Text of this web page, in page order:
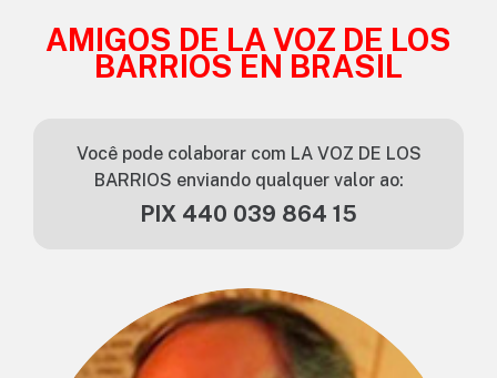
AMIGOS DE LA VOZ DE LOS
BARRIOS EN BRASIL
Você pode colaborar com LA VOZ DE LOS
BARRIOS enviando qualquer valor ao:
PIX 440 039 864 15